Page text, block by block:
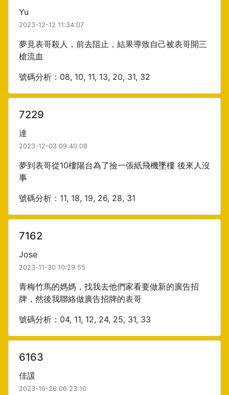
Yu
2023-12-12 11:34:07
夢見表哥殺人，前去阻止，結果導致自己被表哥開三
槍流血
號碼分析：08, 10, 11, 13, 20, 31, 32
7229
達
2023-12-03 09:40:08
夢到表哥從10樓陽台為了撿一張紙飛機墜樓 後來人沒
事
號碼分析：11, 18, 19, 26, 28, 31
7162
Jose
2023-11-30 10:29:55
青梅竹馬的媽媽，找我去他們家看要做新的廣告招
牌，然後我聯絡做廣告招牌的表哥
號碼分析：04, 11, 12, 24, 25, 31, 33
6163
佳諼
2023-10-26 06:23:10